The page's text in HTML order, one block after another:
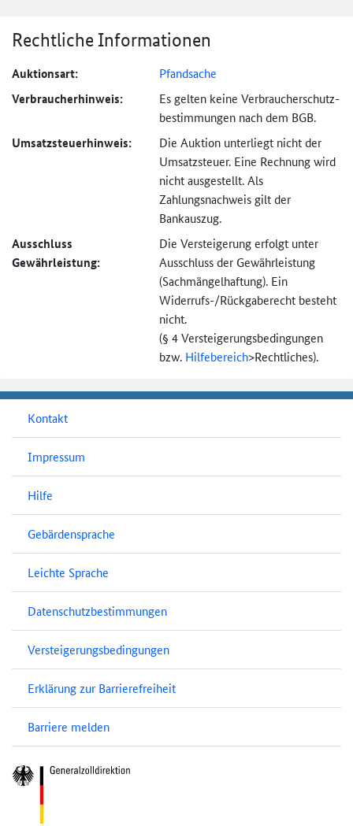
Rechtliche Informationen
Auktionsart: Pfandsache
Verbraucher­hinweis:
Es gelten keine Verbraucher­schutz­
bestimmungen nach dem BGB.
Umsatzsteuer­hinweis:
Die Auktion unterliegt nicht der
Umsatzsteuer. Eine Rechnung wird
nicht ausgestellt. Als
Zahlungsnachweis gilt der
Bankauszug.
Ausschluss
Gewährleistung:
Die Versteigerung erfolgt unter
Ausschluss der Gewährleistung
(Sachmängel­haftung). Ein
Widerrufs-/Rückgaberecht besteht
nicht.
(§ 4 Versteigerungs­bedingungen
bzw. Hilfebereich>Rechtliches).
Kontakt
Impressum
Hilfe
Gebärdensprache
Leichte Sprache
Datenschutzbestimmungen
Versteigerungsbedingungen
Erklärung zur Barrierefreiheit
Barriere melden